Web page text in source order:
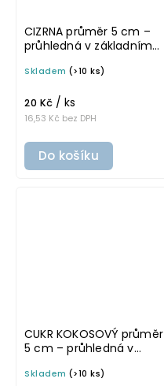
CIZRNA průměr 5 cm –
průhledná v základním
samolepka na
Skladem (>10 ks)
16,53 Kč bez DPH
20 Kč / ks
Do košíku
CUKR KOKOSOVÝ průměr
5 cm – průhledná v
omyvatelná samolepka
Skladem (>10 ks)